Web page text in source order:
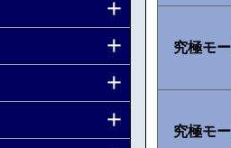
究極モ
究極モ